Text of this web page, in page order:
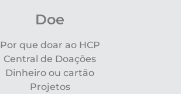
Doe
Por que doar ao HCP
Central de Doações
Dinheiro ou cartão
Projetos